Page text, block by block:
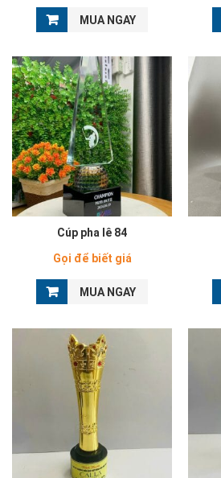
MUA NGAY
Cúp pha lê 84
Gọi để biết giá
MUA NGAY